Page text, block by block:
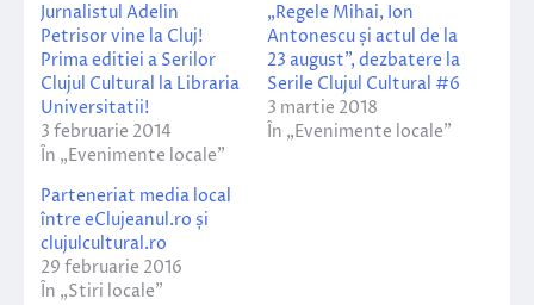
Jurnalistul Adelin
Petrisor vine la Cluj!
Prima editiei a Serilor
Clujul Cultural la Libraria
Universitatii!
3 februarie 2014
În „Evenimente locale”
„Regele Mihai, Ion
Antonescu și actul de la
23 august”, dezbatere la
Serile Clujul Cultural #6
3 martie 2018
În „Evenimente locale”
Parteneriat media local
între eClujeanul.ro și
clujulcultural.ro
29 februarie 2016
În „Stiri locale”